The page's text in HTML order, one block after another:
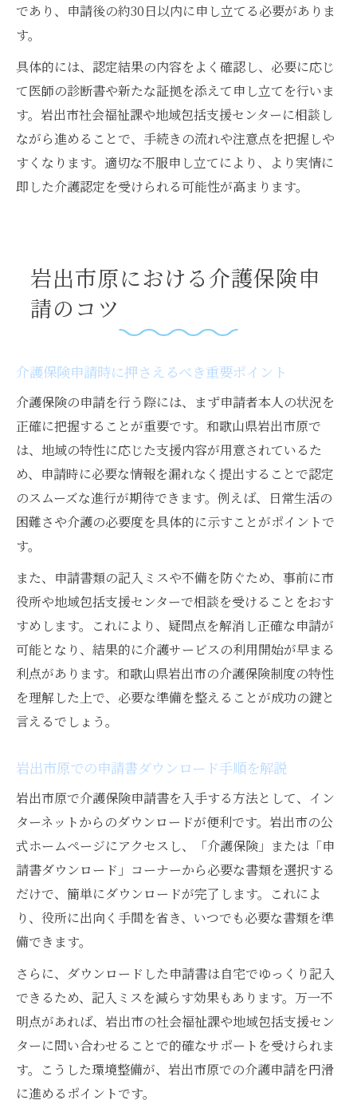
であり、申請後の約30日以内に申し立てる必要がありま
す。
具体的には、認定結果の内容をよく確認し、必要に応じ
て医師の診断書や新たな証拠を添えて申し立てを行いま
す。岩出市社会福祉課や地域包括支援センターに相談し
ながら進めることで、手続きの流れや注意点を把握しや
すくなります。適切な不服申し立てにより、より実情に
即した介護認定を受けられる可能性が高まります。
岩出市原における介護保険申
請のコツ
介護保険申請時に押さえるべき重要ポイント
介護保険の申請を行う際には、まず申請者本人の状況を
正確に把握することが重要です。和歌山県岩出市原で
は、地域の特性に応じた支援内容が用意されているた
め、申請時に必要な情報を漏れなく提出することで認定
のスムーズな進行が期待できます。例えば、日常生活の
困難さや介護の必要度を具体的に示すことがポイントで
す。
また、申請書類の記入ミスや不備を防ぐため、事前に市
役所や地域包括支援センターで相談を受けることをおす
すめします。これにより、疑問点を解消し正確な申請が
可能となり、結果的に介護サービスの利用開始が早まる
利点があります。和歌山県岩出市の介護保険制度の特性
を理解した上で、必要な準備を整えることが成功の鍵と
言えるでしょう。
岩出市原での申請書ダウンロード手順を解説
岩出市原で介護保険申請書を入手する方法として、イン
ターネットからのダウンロードが便利です。岩出市の公
式ホームページにアクセスし、「介護保険」または「申
請書ダウンロード」コーナーから必要な書類を選択する
だけで、簡単にダウンロードが完了します。これによ
り、役所に出向く手間を省き、いつでも必要な書類を準
備できます。
さらに、ダウンロードした申請書は自宅でゆっくり記入
できるため、記入ミスを減らす効果もあります。万一不
明点があれば、岩出市の社会福祉課や地域包括支援セン
ターに問い合わせることで的確なサポートを受けられま
す。こうした環境整備が、岩出市原での介護申請を円滑
に進めるポイントです。